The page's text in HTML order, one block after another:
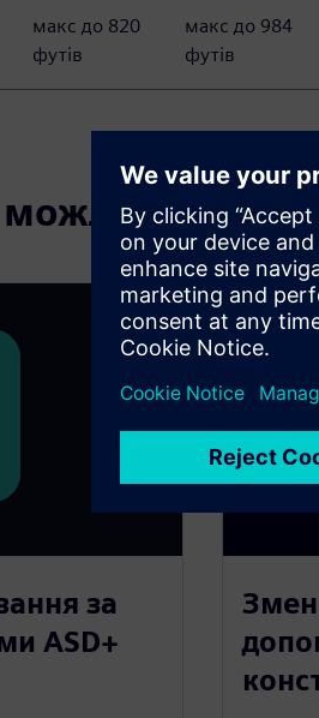
макс до 820
футів
макс до 984
футів
за
ASD+